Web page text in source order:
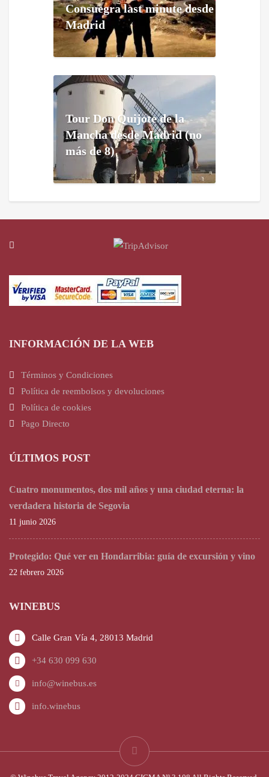
Consuegra last minute desde
Madrid
Tour Don Quijote de la
Mancha desde Madrid (no
más de 8)
INFORMACIÓN DE LA WEB
Términos y Condiciones
Política de reembolsos y devoluciones
Política de cookies
Pago Directo
ÚLTIMOS POST
Cuatro monumentos, dos mil años y una ciudad eterna: la
verdadera historia de Segovia
11 junio 2026
Protegido: Qué ver en Hondarribia: guía de excursión y vino
22 febrero 2026
WINEBUS
Calle Gran Vía 4, 28013 Madrid
+34 630 099 630
info@winebus.es
info.winebus